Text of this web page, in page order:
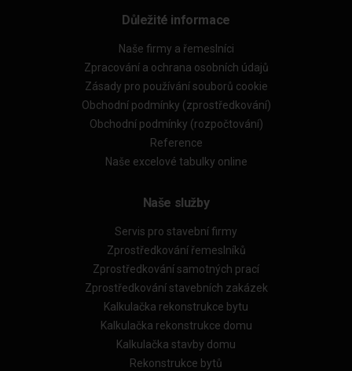
Důležité informace
Naše firmy a řemeslníci
Zpracování a ochrana osobních údajů
Zásady pro používání souborů cookie
Obchodní podmínky (zprostředkování)
Obchodní podmínky (rozpočtování)
Reference
Naše excelové tabulky online
Naše služby
Servis pro stavební firmy
Zprostředkování řemeslníků
Zprostředkování samotných prací
Zprostředkování stavebních zakázek
Kalkulačka rekonstrukce bytu
Kalkulačka rekonstrukce domu
Kalkulačka stavby domu
Rekonstrukce bytů